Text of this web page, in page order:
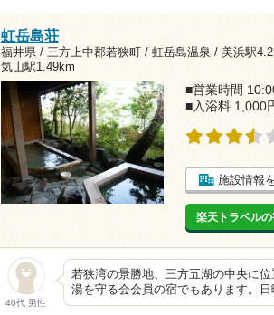
虹岳島荘
福井県 / 三方上中郡若狭町 / 虹岳島温泉 / 美浜駅
気山駅1.49km
■営業時間
■入浴料 1,000
施設情報
楽天トラベル
40代 男性
若狭湾の景勝地、三方五湖の中央に
湯を守る会会員の宿でもあります。